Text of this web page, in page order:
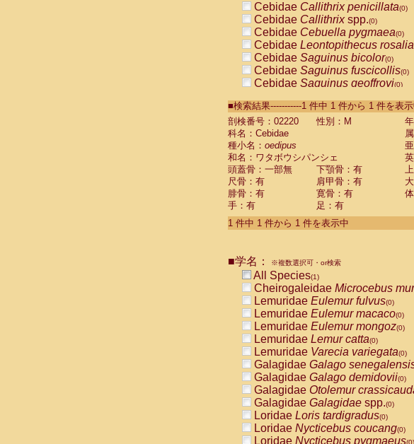
Cebidae Callithrix penicillata(0)
Cebidae Callithrixspp.(0)
Cebidae Cebuella pygmaea(0)
Cebidae Leontopithecus rosalia
Cebidae Saguinus bicolor(0)
Cebidae Saguinus fuscicollis(0)
Cebidae Saguinus geoffroyi(0)
CebidaeSaguinus labiatus(0)
Cebidae Saguinus leucopus (0)
Cebidae
Cebidae
CebidaeSaguinus nigricollis (0)
Cebidae Saguinus oedipus
Cebidae Saguinus weddelli
Cebidae Saguinusspp.
Cebidae Aotus trivirgatus
Cebidae Cebus albifrons
CebidaeCebus nigrivittatus
CebidaeCebus
CebidaeSaimiri boliviensis(0)
CebidaeSaimiri sciureus(0)
AtelidaeAlouatta caraya(0)
AtelidaeAlouatta fusca(0)
AtelidaeAlouatta seniculus
AtelidaeAlouattaspp.(0)
AtelidaeAteles belzebuth(0)
AtelidaeAteles geoffroyi(0)
AtelidaeAteles paniscus(0)
AtelidaeAtelesspp.(0)
Atelidae Lagothrix lagothricha
AtelidaeLagothrix lagothricha
PitheciidaeCacajao calvus
■検索結果-----------1 件中 1 件から 1 件を表
剖検番号：02220
性別：M
科名：Cebidae
種小名： oedipus
和名：ワタボウシパンシェ
頭蓋骨：一部無
下顎骨：有
尺骨：有
肩甲骨：有
腓骨：有
寛骨：有
手：有
足：有
1 件中 1 件から 1 件を表示中
■学名： ※複数選択可・or検索
All Species(1)
Cheirogaleidae Microcebus
Lemuridae Eulemur fulvus(0)
Lemuridae Eulemur macaco(0)
Lemuridae Eulemur mongoz(0)
Lemuridae Lemur catta(0)
Lemuridae Varecia variegata(0)
Galagidae Galago
Galagidae Galago demidovii(0)
Galagidae Otolemur
Galagidae Galagidae spp.(0)
Loridae Loris tardigradus(0)
Loridae Nycticebus coucang(0)
Loridae Nycticebus pygmaeus(0)